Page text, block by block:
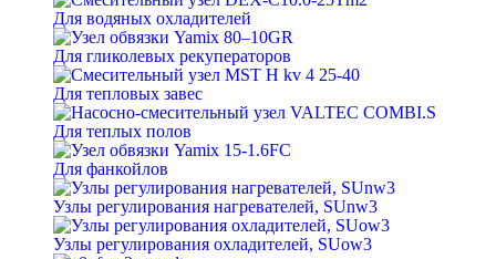
Для водяных охладителей
Для гликолевых рекуператоров
Для тепловых завес
Для теплых полов
Для фанкойлов
Узлы регулирования нагревателей, SUnw3
Узлы регулирования охладителей, SUow3